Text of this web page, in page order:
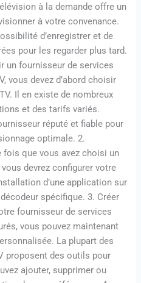
à la demande offre un
à votre convenance.
d’enregistrer et de
pour les regarder plus tard.
un fournisseur de services
vous devez d’abord choisir
Il en existe de nombreux
et des tarifs variés.
réputé et fiable pour
optimale. 2.
fois que vous avez choisi un
devrez configurer votre
d’une application sur
spécifique. 3. Créer
fournisseur de services
vous pouvez maintenant
La plupart des
proposent des outils pour
ajouter, supprimer ou